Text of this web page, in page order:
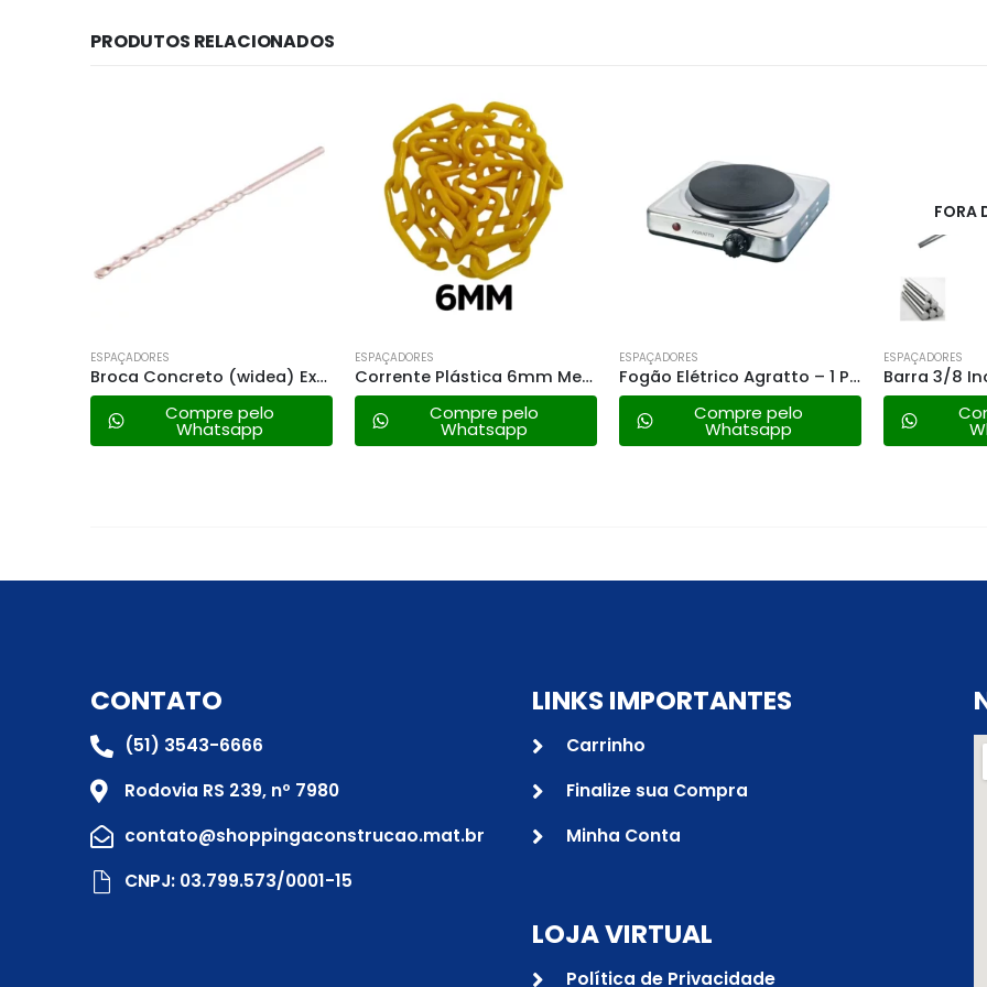
PRODUTOS RELACIONADOS
ESPAÇADORES
Broca Concreto (widea) Extra Longa – 12mm
Compre pelo
Whatsapp
ESPAÇADORES
Corrente Plástica 6mm Metasul – Amarela Valor Metro
Compre pelo
Whatsapp
ESPAÇADORES
Fogão Elétrico Agratto – 1 Prato 1500w – 220v
Compre pelo
Whatsapp
FORA
ESPAÇADORES
CONTATO
(51) 3543-6666
Rodovia RS 239, nº 7980
contato@shoppingaconstrucao.mat.br
CNPJ: 03.799.573/0001-15
LINKS IMPORTANTES
Carrinho
Finalize sua Compra
Minha Conta
LOJA VIRTUAL
Política de Privacidade